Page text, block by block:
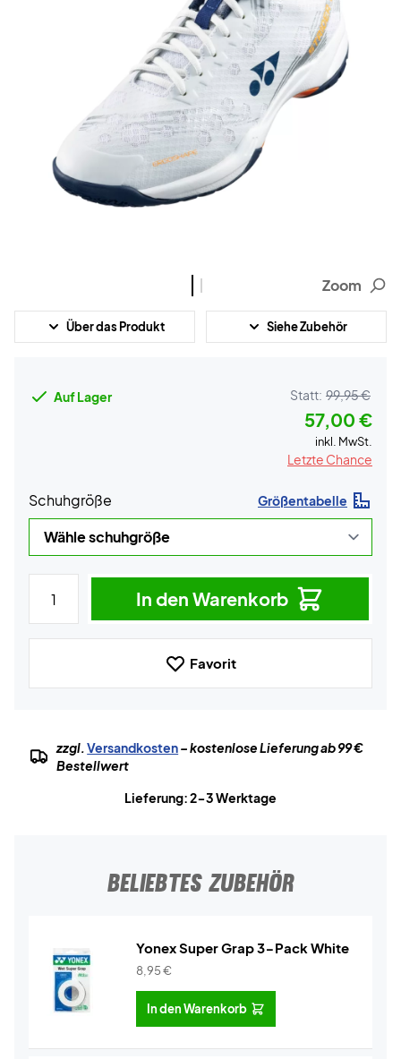
Zoom
Über das Produkt Siehe Zubehör
Auf Lager Statt: 99,95 €
57,00 €
inkl. MwSt.
Letzte Chance
Schuhgröße Größentabelle
In den Warenkorb
Favorit
zzgl.Versandkosten– kostenlose Lieferung ab 99 €
Bestellwert
Lieferung: 2-3 Werktage
BELIEBTES ZUBEHÖR
Yonex Super Grap 3-Pack White
8,95€
In den Warenkorb